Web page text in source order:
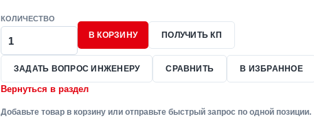
КОЛИЧЕСТВО
В КОРЗИНУ ПОЛУЧИТЬ КП
ЗАДАТЬ ВОПРОС ИНЖЕНЕРУ СРАВНИТЬ В ИЗБРАННОЕ
Вернуться в раздел
Добавьте товар в корзину или отправьте быстрый запрос по одной позиции.